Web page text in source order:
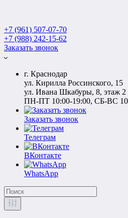
+7 (961) 507-07-70
+7 (988) 242-15-62
Заказать звонок
г. Краснодар
ул. Кирилла Россинского, 15
ул. Ивана Шкабуры, 8, этаж 2
ПН-ПТ 10:00-19:00, СБ-ВС
Заказать звонок
Телеграм
ВКонтакте
WhatsApp